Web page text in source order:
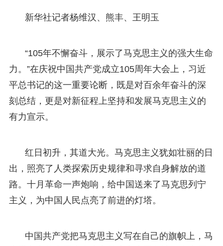
新华社记者杨维汉、熊丰、王明玉
“105年不懈奋斗，展示了马克思主义的强大生命
力。”在庆祝中国共产党成立105周年大会上，习近
平总书记的这一重要论断，既是对百余年奋斗的深
刻总结，更是对新征程上坚持和发展马克思主义的
有力宣示。
红日初升，其道大光。马克思主义犹如壮丽的日
出，照亮了人类探索历史规律和寻求自身解放的道
路。十月革命一声炮响，给中国送来了马克思列宁
主义，为中国人民点亮了前进的灯塔。
中国共产党把马克思主义写在自己的旗帜上，马